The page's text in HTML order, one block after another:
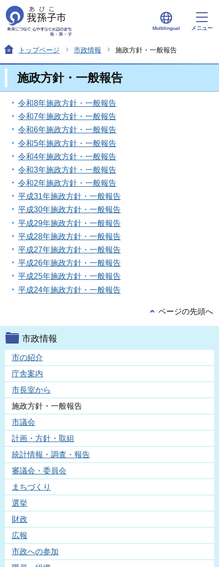
Multilingual メニュー
トップページ 市政情報 施政方針・一般報告
施政方針・一般報告
令和8年施政方針・一般報告
令和7年施政方針・一般報告
令和6年施政方針・一般報告
令和5年施政方針・一般報告
令和4年施政方針・一般報告
令和3年施政方針・一般報告
令和2年施政方針・一般報告
平成31年施政方針・一般報告
平成30年施政方針・一般報告
平成29年施政方針・一般報告
平成28年施政方針・一般報告
平成27年施政方針・一般報告
平成26年施政方針・一般報告
平成25年施政方針・一般報告
平成24年施政方針・一般報告
ページの先頭へ
市政情報
市の紹介
庁舎案内
市長室から
施政方針・一般報告
市議会
計画・方針・取組
統計情報・調査・報告
審議会・委員会
まちづくり
選挙
財政
広報
市政への参加